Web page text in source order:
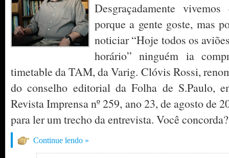
Desgraçadamente
porque a gente goste, mas
noticiar “Hoje todos os
horário” ninguém ia
timetable da TAM, da Varig. Clóvis Rossi,
do conselho editorial da Folha de S.Paulo,
Revista Imprensa nº 259, ano 23, de agosto de
para ler um trecho da entrevista. Você concorda?
Continue lendo »